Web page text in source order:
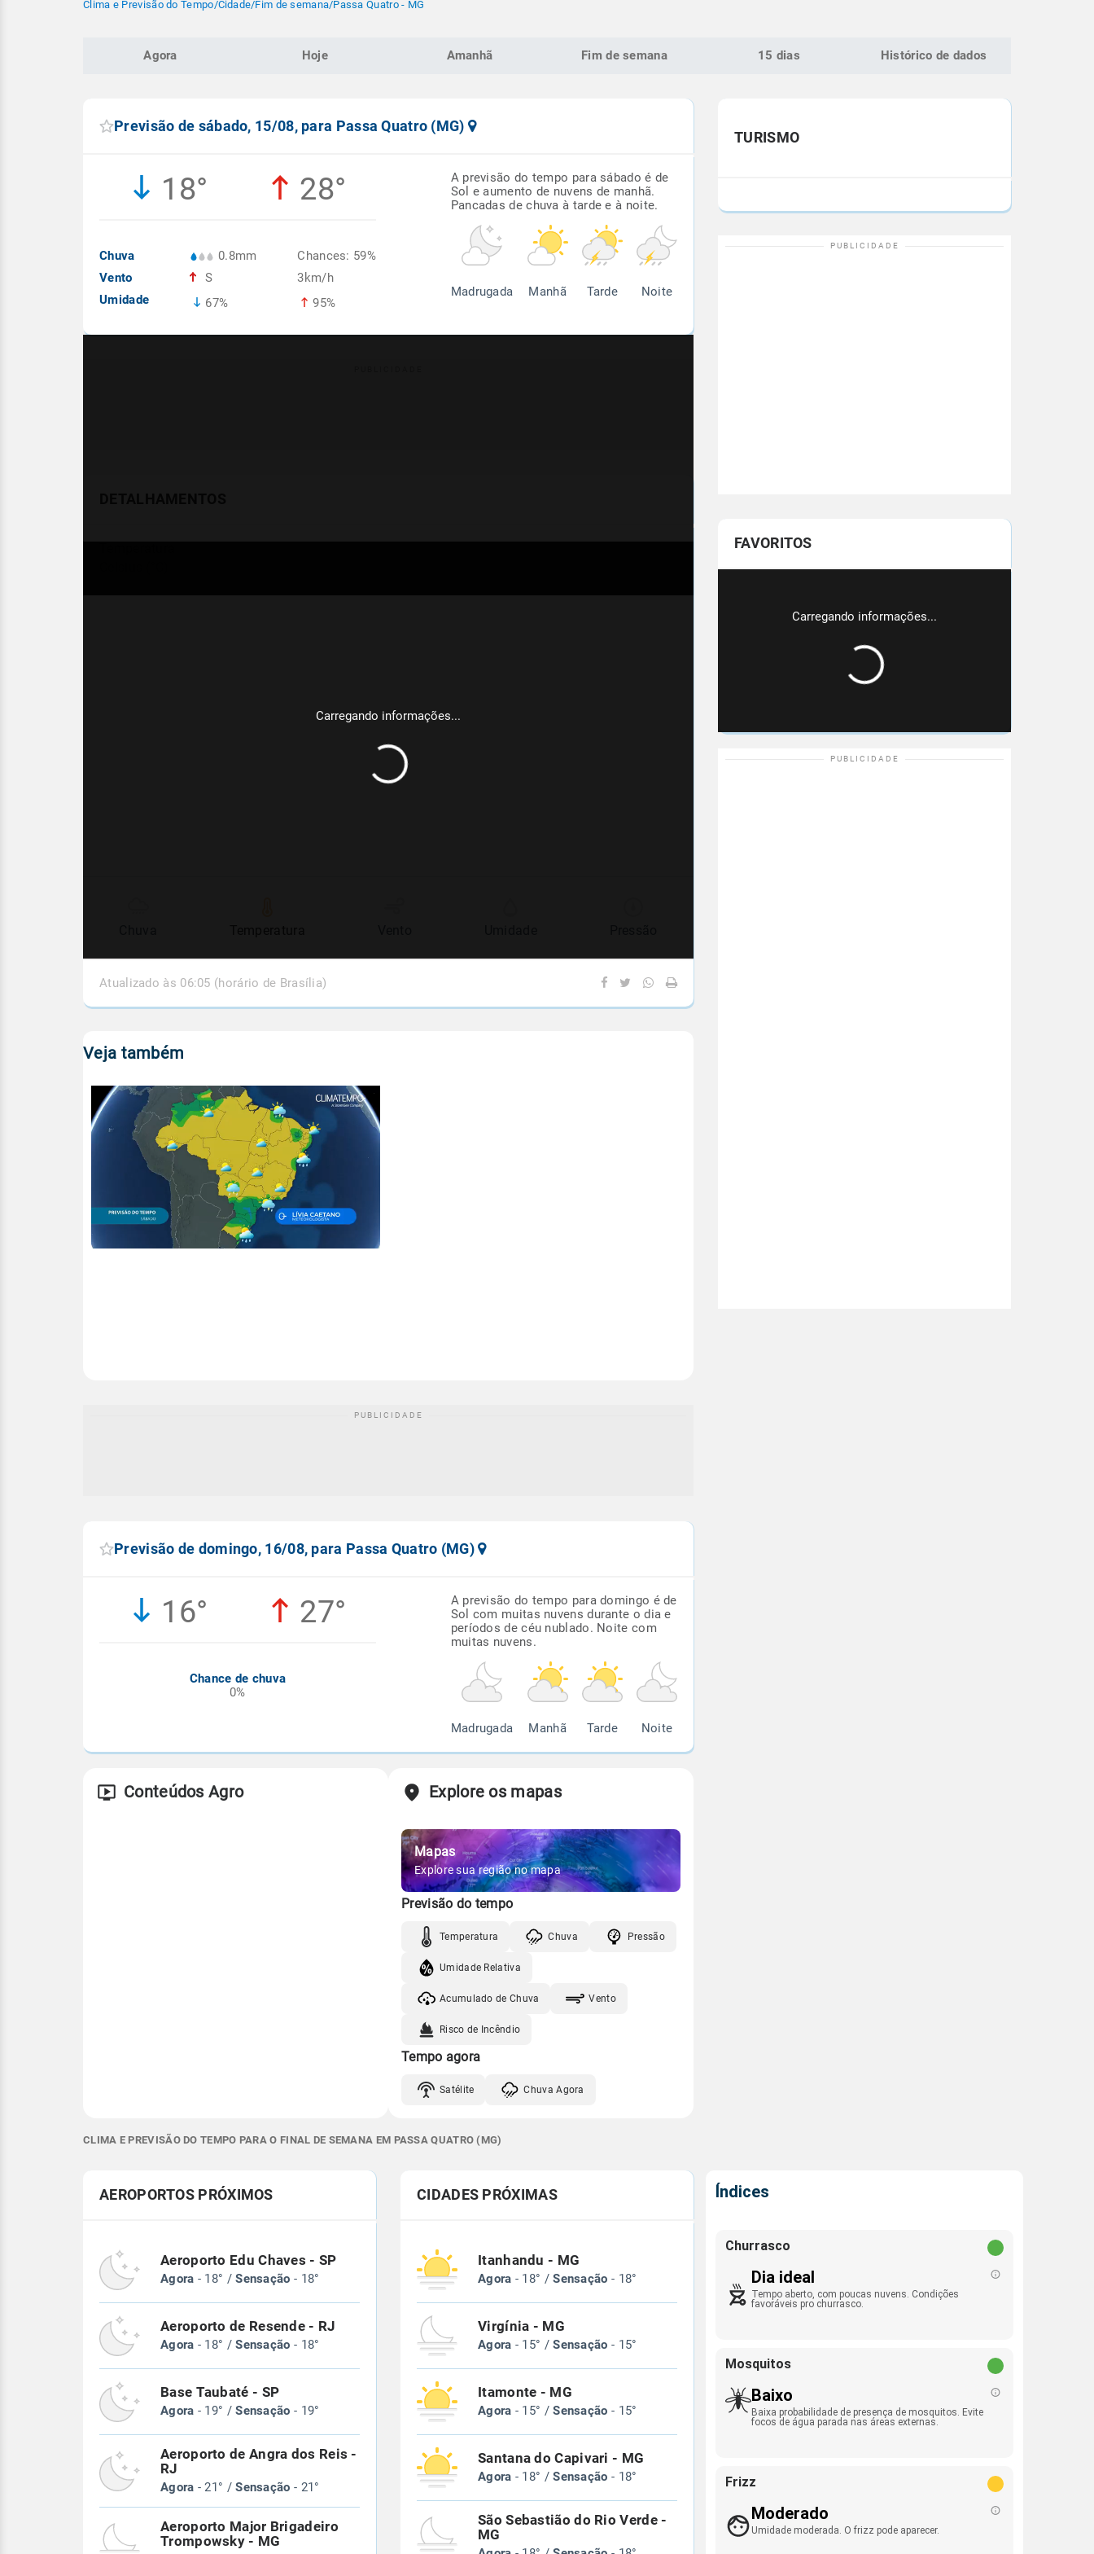
Clima e Previsão do Tempo/Cidade/Fim de semana/Passa Quatro - MG
Agora Hoje Amanhã Fim de semana 15 dias Histórico de dados
Previsão de sábado, 15/08, para Passa Quatro (MG)
18° 28°
Chuva
Vento
Umidade
0.8mm
S
67%
Chances: 59%
3km/h
95%
A previsão do tempo para sábado é de
Sol e aumento de nuvens de manhã.
Pancadas de chuva à tarde e à noite.
Madrugada Manhã Tarde Noite
Atualizado às 06:05 (horário de Brasília)
Veja também
Previsão de domingo, 16/08, para Passa Quatro (MG)
16° 27°
Chance de chuva
0%
A previsão do tempo para domingo é de
Sol com muitas nuvens durante o dia e
períodos de céu nublado. Noite com
muitas nuvens.
Madrugada Manhã Tarde Noite
Conteúdos Agro Explore os mapas
Mapas
Explore sua região no mapa
Previsão do tempo
Temperatura Chuva Pressão
Umidade Relativa
Acumulado de Chuva Vento
Risco de Incêndio
Tempo agora
Satélite Chuva Agora
TURISMO
FAVORITOS
CLIMA E PREVISÃO DO TEMPO PARA O FINAL DE SEMANA EM PASSA QUATRO (MG)
AEROPORTOS PRÓXIMOS
Aeroporto Edu Chaves - SP
Agora - 18° /Sensação - 18°
Aeroporto de Resende - RJ
Agora - 18° /Sensação - 18°
Base Taubaté - SP
Agora - 19° /Sensação - 19°
Aeroporto de Angra dos Reis -
RJ
Agora - 21° /Sensação - 21°
Aeroporto Major Brigadeiro
Trompowsky - MG
CIDADES PRÓXIMAS
Itanhandu - MG
Agora - 18° /Sensação - 18°
Virgínia - MG
Agora - 15° /Sensação - 15°
Itamonte - MG
Agora - 15° /Sensação - 15°
Santana do Capivari - MG
Agora - 18° /Sensação - 18°
São Sebastião do Rio Verde -
MG
Índices
Churrasco
Dia ideal
Tempo aberto, com poucas nuvens. Condições
favoráveis pro churrasco.
Mosquitos
Baixo
Baixa probabilidade de presença de mosquitos. Evite
focos de água parada nas áreas externas.
Frizz
Moderado
Umidade moderada. O frizz pode aparecer.